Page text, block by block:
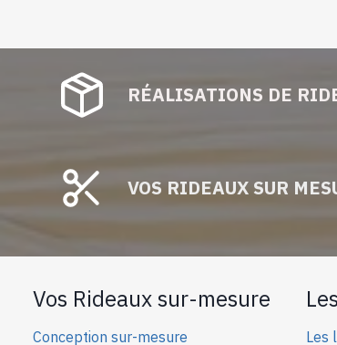
RÉALISATIONS DE
VOS RIDEAUX SUR
Vos Rideaux sur-mesure
Conception sur-mesure Les